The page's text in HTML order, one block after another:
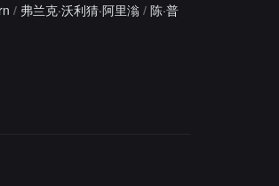
/ 弗兰克·沃利猜·阿里滃 / 陈·普